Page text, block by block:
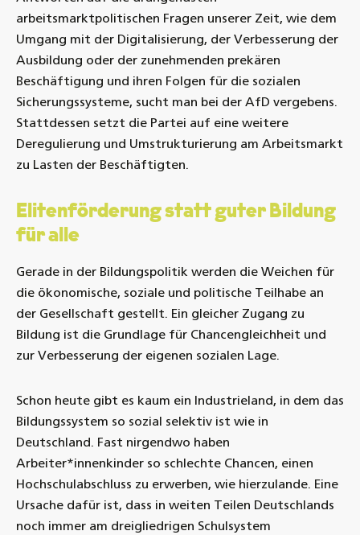
arbeitsmarktpolitischen Fragen unserer Zeit, wie dem
Umgang mit der Digitalisierung, der Verbesserung der
Ausbildung oder der zunehmenden prekären
Beschäftigung und ihren Folgen für die sozialen
Sicherungssysteme, sucht man bei der AfD vergebens.
Stattdessen setzt die Partei auf eine weitere
Deregulierung und Umstrukturierung am Arbeitsmarkt
zu Lasten der Beschäftigten.
Elitenförderung statt guter Bildung
für alle
Gerade in der Bildungspolitik werden die Weichen für
die ökonomische, soziale und politische Teilhabe an
der Gesellschaft gestellt. Ein gleicher Zugang zu
Bildung ist die Grundlage für Chancengleichheit und
zur Verbesserung der eigenen sozialen Lage.
Schon heute gibt es kaum ein Industrieland, in dem das
Bildungssystem so sozial selektiv ist wie in
Deutschland. Fast nirgendwo haben
Arbeiter*innenkinder so schlechte Chancen, einen
Hochschulabschluss zu erwerben, wie hierzulande. Eine
Ursache dafür ist, dass in weiten Teilen Deutschlands
noch immer am dreigliedrigen Schulsystem